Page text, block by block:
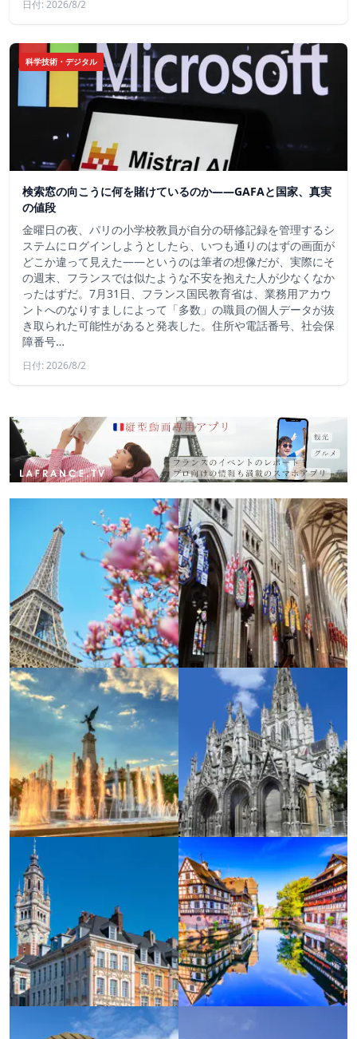
日付: 2026/8/2
科学技術・デジタル
検索窓の向こうに何を賭けているのか——GAFAと国家、真実
の値段
金曜日の夜、パリの小学校教員が自分の研修記録を管理するシ
ステムにログインしようとしたら、いつも通りのはずの画面が
どこか違って見えた——というのは筆者の想像だが、実際にそ
の週末、フランスでは似たような不安を抱えた人が少なくなか
ったはずだ。7月31日、フランス国民教育省は、業務用アカウ
ントへのなりすましによって「多数」の職員の個人データが抜
き取られた可能性があると発表した。住所や電話番号、社会保
障番号…
日付: 2026/8/2